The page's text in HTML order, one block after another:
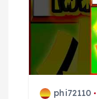
phi72110